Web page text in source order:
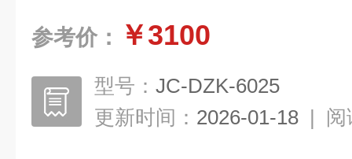
参考价： ￥3100
型号： JC-DZK-6025
更新时间： 2026-01-18 | 阅